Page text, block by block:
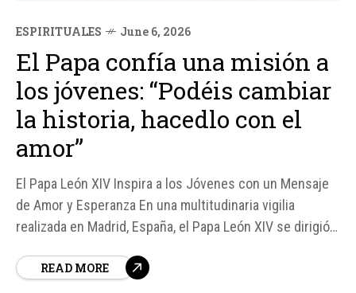
ESPIRITUALES June 6, 2026
El Papa confía una misión a
los jóvenes: “Podéis cambiar
la historia, hacedlo con el
amor”
El Papa León XIV Inspira a los Jóvenes con un Mensaje
de Amor y Esperanza En una multitudinaria vigilia
realizada en Madrid, España, el Papa León XIV se dirigió a
cambiar la historia con el amor.
READ MORE